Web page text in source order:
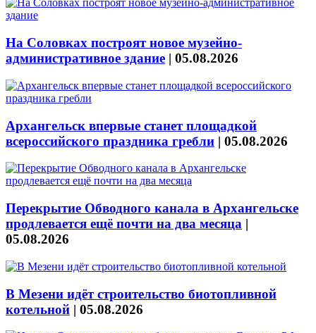
На Соловках построят новое музейно-
административное здание | 05.08.2026
Архангельск впервые станет площадкой
всероссийского праздника гребли | 05.08.2026
Перекрытие Обводного канала в Архангельске
продлевается ещё почти на два месяца |
05.08.2026
В Мезени идёт строительство биотопливной
котельной | 05.08.2026